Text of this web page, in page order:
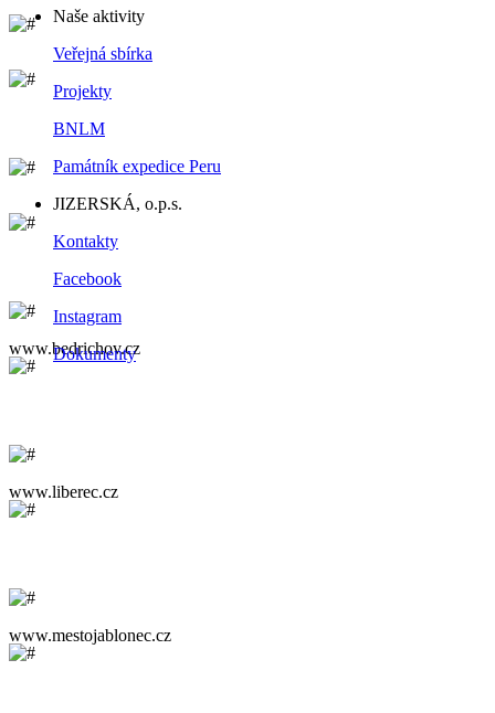
www.bedrichov.cz
www.liberec.cz
www.mestojablonec.cz
Naše aktivity
Veřejná sbírka
Projekty
BNLM
Památník expedice Peru
JIZERSKÁ, o.p.s.
Kontakty
Facebook
Instagram
Dokumenty